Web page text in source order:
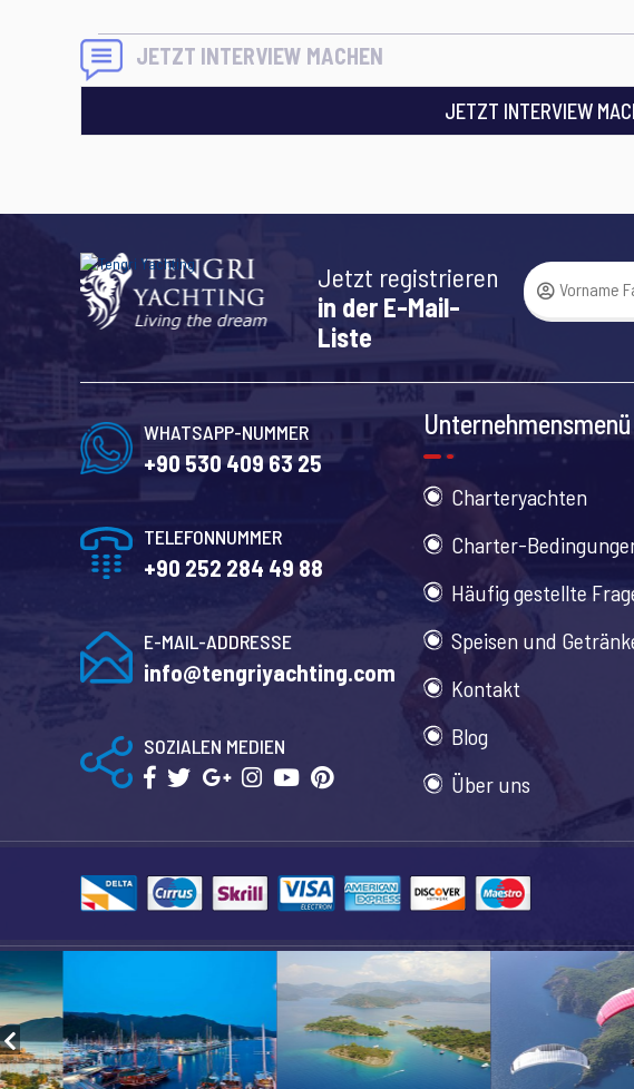
JETZT INTERVIEW MACHEN
JETZT INTERVIEW
Jetzt registrieren
in der E-Mail-
Liste
WHATSAPP-NUMMER
+90 530 409 63 25
TELEFONNUMMER
+90 252 284 49 88
E-MAIL-ADDRESSE
info@tengriyachting.com
SOZIALEN MEDIEN
Unternehmensmenü
Charteryachten
Charter-
Häufig gestellte
Speisen und
Kontakt
Blog
Über uns